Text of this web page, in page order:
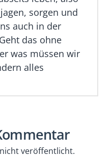
sorgen und
auch in der
das ohne
was müssen wir
alles
veröffentlicht.